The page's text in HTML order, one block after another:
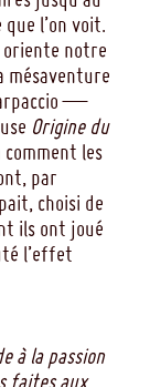
l’on voit.
oriente notre
mésaventure
—
Origine du
les
par
choisi de
ils ont joué
l’effet
à la passion
faites aux